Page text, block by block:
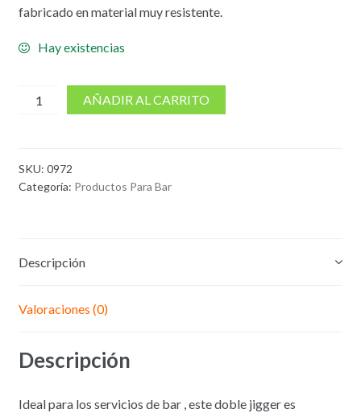
fabricado en material muy resistente.
Hay existencias
cantidad
medidor
1
1/2
Inoxidable
AÑADIR AL CARRITO
SKU: 0972
Categoría: Productos Para Bar
Descripción
Valoraciones (0)
Descripción
Ideal para los servicios de bar , este doble jigger es